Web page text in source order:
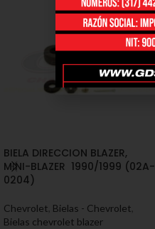
BIELA DIRECCION BLAZER,
MINI-BLAZER 1990/1999 (02A-
0204)
Chevrolet Bielas - Chevrolet
Bielas chevrolet blazer